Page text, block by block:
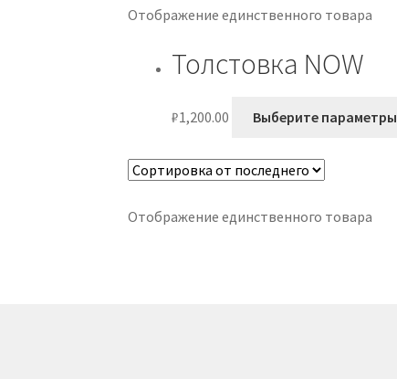
Отображение единственного товара
Толстовка NOW
₽1,200.00 Выберите параметры
Отображение единственного товара